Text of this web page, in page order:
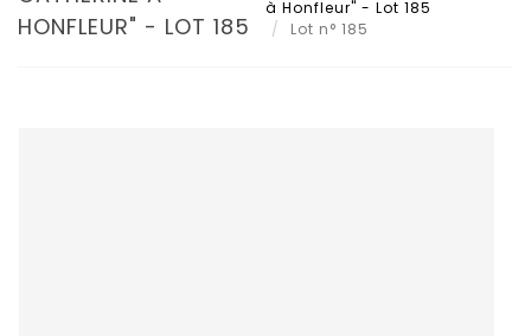
HONFLEUR" - LOT 185
à Honfleur" - Lot 185
Lot n° 185